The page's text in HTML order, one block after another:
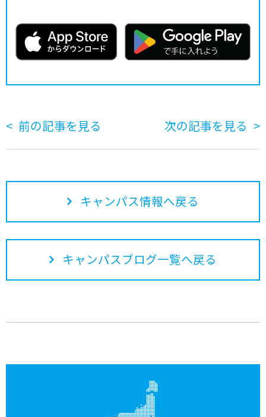
前の記事を見る 次の記事を見る
キャンパス情報へ戻る
キャンパスブログ一覧へ戻る